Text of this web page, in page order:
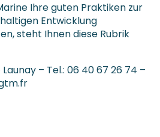
Ihre guten Praktiken zur
Entwicklung
steht Ihnen diese Rubrik
– Tel.: 06 40 67 26 74 –